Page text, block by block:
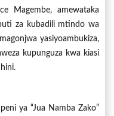
Magembe, amewataka
za kubadili mtindo wa
yasiyoambukiza,
kupunguza kwa kiasi
ya “Jua Namba Zako”